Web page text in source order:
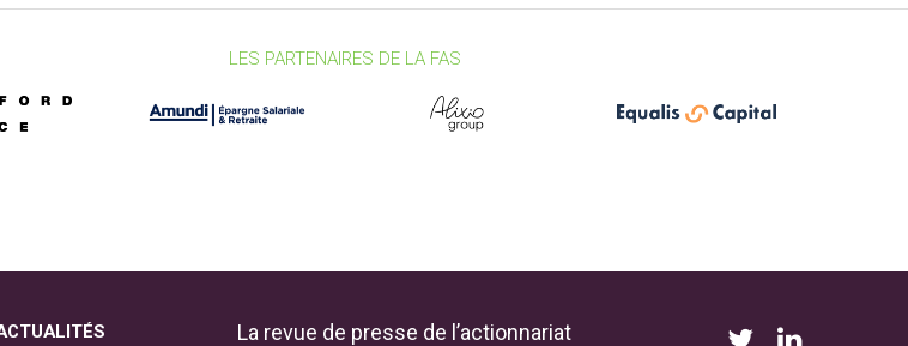
LES PARTENAIRES DE LA FAS
La revue de presse de l’actionnariat